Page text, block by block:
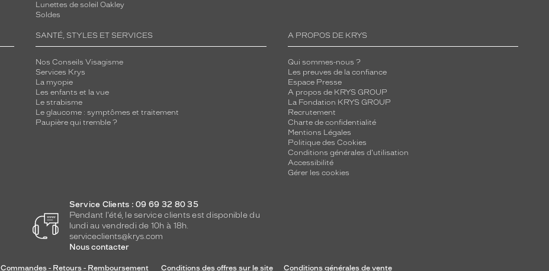
Lunettes de soleil Oakley
Soldes
SANTÉ, STYLES ET SERVICES
Nos Conseils Visagisme
Services Krys
La myopie
Les enfants et la vue
Le strabisme
Le glaucome : symptômes et traitement
Paupière qui tremble ?
A PROPOS DE KRYS
Qui sommes-nous ?
Les preuves de la confiance
Espace Presse
A propos de KRYS GROUP
La Fondation KRYS GROUP
Recrutement
Charte de confidentialité
Mentions Légales
Politique des Cookies
Conditions générales d'utilisation
Accessibilité
Gérer les cookies
Service Clients : 09 69 32 80 35
Pendant l'été, le service clients est disponible du
lundi au vendredi de 10h à 18h.
serviceclients@krys.com
Nous contacter
Commandes - Retours - Remboursement Conditions des offres sur le site
Conditions générales de vente